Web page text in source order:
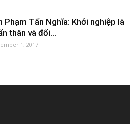
Phạm Tấn Nghĩa: Khởi nghiệp là
thân và đối...
1, 2017